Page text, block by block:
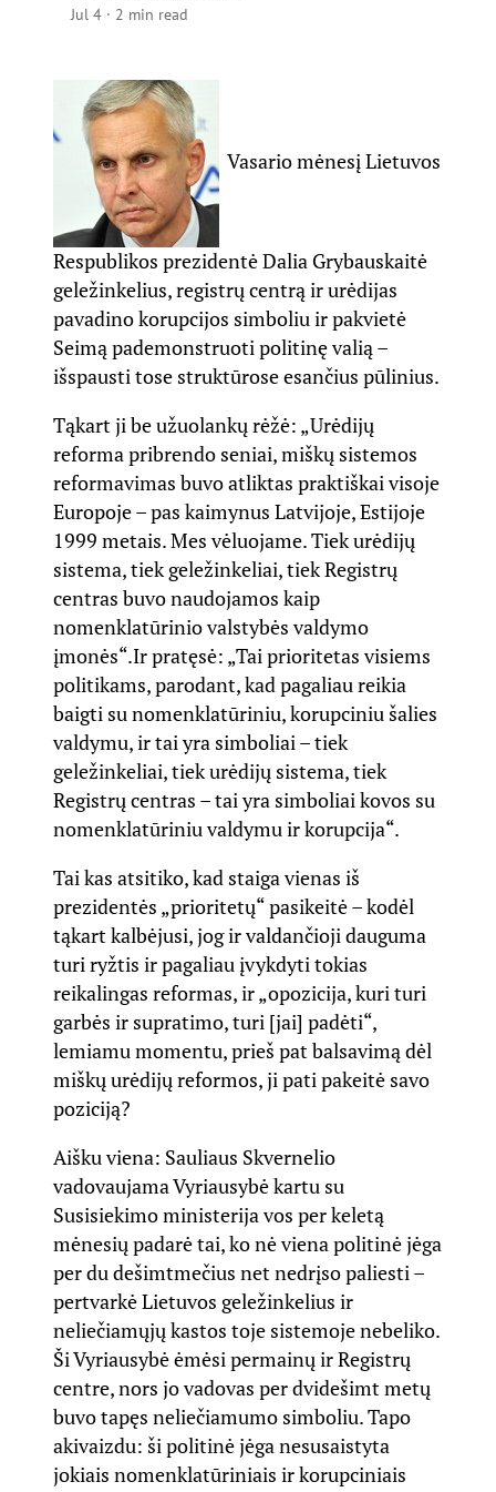
Jul 4 · 2 min read
Vasario mėnesį Lietuvos
Respublikos prezidentė Dalia Grybauskaitė
geležinkelius, registrų centrą ir urėdijas
pavadino korupcijos simboliu ir pakvietė
Seimą pademonstruoti politinę valią –
išspausti tose struktūrose esančius pūlinius.
Tąkart ji be užuolankų rėžė: „Urėdijų
reforma pribrendo seniai, miškų sistemos
reformavimas buvo atliktas praktiškai visoje
Europoje – pas kaimynus Latvijoje, Estijoje
1999 metais. Mes vėluojame. Tiek urėdijų
sistema, tiek geležinkeliai, tiek Registrų
centras buvo naudojamos kaip
nomenklatūrinio valstybės valdymo
įmonės“.Ir pratęsė: „Tai prioritetas visiems
politikams, parodant, kad pagaliau reikia
baigti su nomenklatūriniu, korupciniu šalies
valdymu, ir tai yra simboliai – tiek
geležinkeliai, tiek urėdijų sistema, tiek
Registrų centras – tai yra simboliai kovos su
nomenklatūriniu valdymu ir korupcija“.
Tai kas atsitiko, kad staiga vienas iš
prezidentės „prioritetų“ pasikeitė – kodėl
tąkart kalbėjusi, jog ir valdančioji dauguma
turi ryžtis ir pagaliau įvykdyti tokias
reikalingas reformas, ir „opozicija, kuri turi
garbės ir supratimo, turi [jai] padėti“,
lemiamu momentu, prieš pat balsavimą dėl
miškų urėdijų reformos, ji pati pakeitė savo
poziciją?
Aišku viena: Sauliaus Skvernelio
vadovaujama Vyriausybė kartu su
Susisiekimo ministerija vos per keletą
mėnesių padarė tai, ko nė viena politinė jėga
per du dešimtmečius net nedrįso paliesti –
pertvarkė Lietuvos geležinkelius ir
neliečiamųjų kastos toje sistemoje nebeliko.
Ši Vyriausybė ėmėsi permainų ir Registrų
centre, nors jo vadovas per dvidešimt metų
buvo tapęs neliečiamumo simboliu. Tapo
akivaizdu: ši politinė jėga nesusaistyta
jokiais nomenklatūriniais ir korupciniais